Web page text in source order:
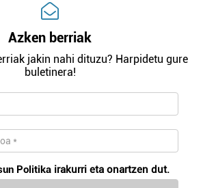
Azken berriak
jakin nahi dituzu? Harpidetu gure
buletinera!
Politika irakurri eta onartzen dut.